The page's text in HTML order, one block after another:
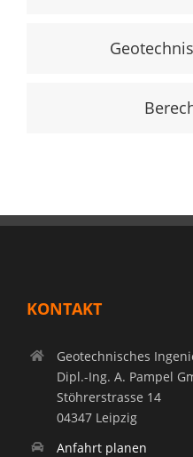
KONTAKT
Geotechnisches
Dipl.-Ing. A. Pampel
Stöhrerstrasse 14
04347 Leipzig
Anfahrt planen